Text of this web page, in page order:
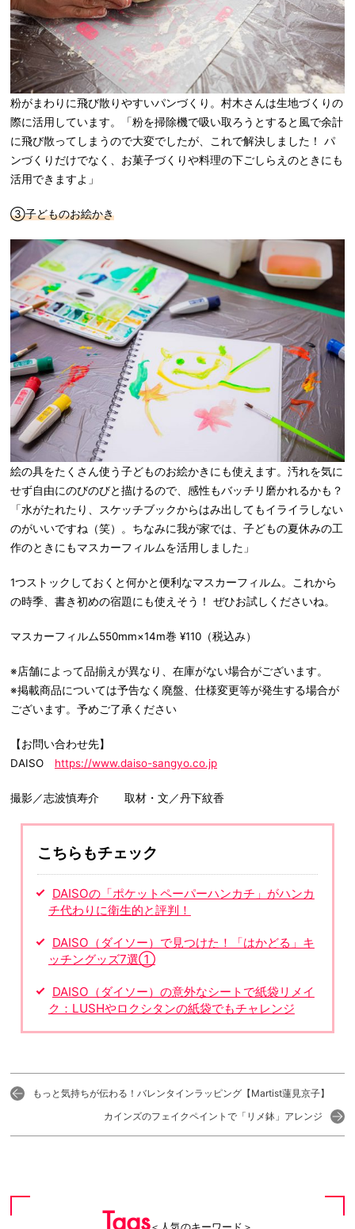
粉がまわりに飛び散りやすいパンづくり。村木さんは生地づくりの
際に活用しています。「粉を掃除機で吸い取ろうとすると風で余計
に飛び散ってしまうので大変でしたが、これで解決しました！ パ
ンづくりだけでなく、お菓子づくりや料理の下ごしらえのときにも
活用できますよ」
③子どものお絵かき
絵の具をたくさん使う子どものお絵かきにも使えます。汚れを気に
せず自由にのびのびと描けるので、感性もバッチリ磨かれるかも？
「水がたれたり、スケッチブックからはみ出してもイライラしない
のがいいですね（笑）。ちなみに我が家では、子どもの夏休みの工
作のときにもマスカーフィルムを活用しました」
1つストックしておくと何かと便利なマスカーフィルム。これから
の時季、書き初めの宿題にも使えそう！ ぜひお試しくださいね。
マスカーフィルム550mm×14m巻 ¥110（税込み）
※店舗によって品揃えが異なり、在庫がない場合がございます。
※掲載商品については予告なく廃盤、仕様変更等が発生する場合が
ございます。予めご了承ください
【お問い合わせ先】
DAISO https://www.daiso-sangyo.co.jp
撮影／志波慎寿介 取材・文／丹下紋香
こちらもチェック
DAISOの「ポケットペーパーハンカチ」がハンカ
チ代わりに衛生的と評判！
DAISO（ダイソー）で見つけた！「はかどる」キ
ッチングッズ7選①
DAISO（ダイソー）の意外なシートで紙袋リメイ
ク：LUSHやロクシタンの紙袋でもチャレンジ
もっと気持ちが伝わる！バレンタインラッピング【Martist蓮見京子】
カインズのフェイクペイントで「リメ鉢」アレンジ
Tags